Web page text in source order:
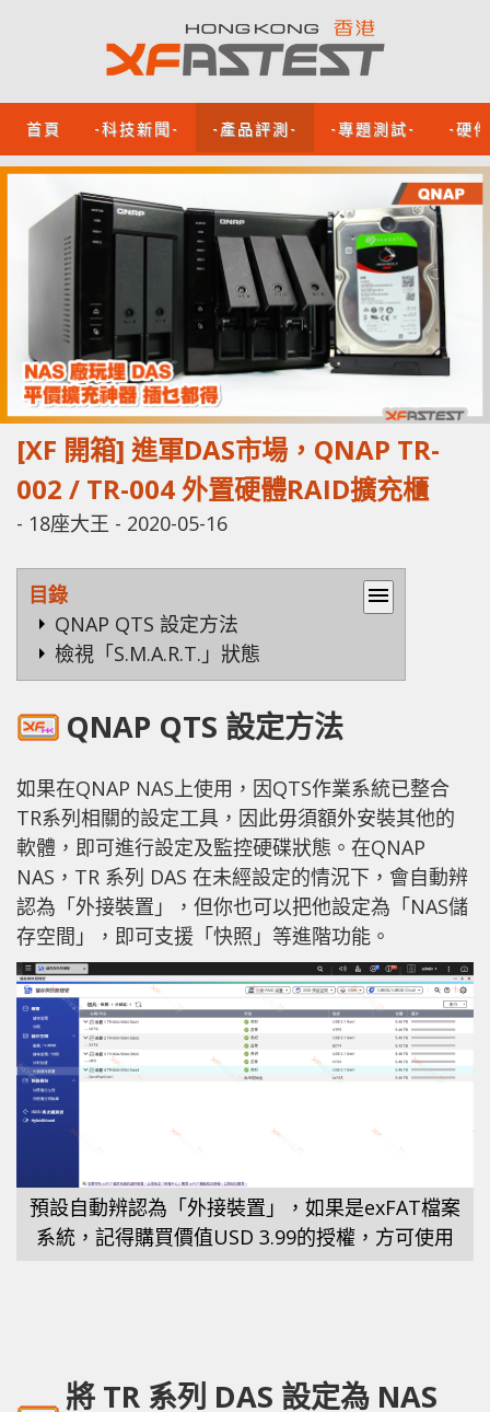
首頁 -科技新聞- -產品評測- -專題測試- -硬
[XF 開箱] 進軍DAS市場，QNAP TR-
002 / TR-004 外置硬體RAID擴充櫃
- 18座大王 - 2020-05-16
目錄
menu
QNAP QTS 設定方法
檢視「S.M.A.R.T.」狀態
QNAP QTS 設定方法
如果在QNAP NAS上使用，因QTS作業系統已整合
TR系列相關的設定工具，因此毋須額外安裝其他的
軟體，即可進行設定及監控硬碟狀態。在QNAP
NAS，TR 系列 DAS 在未經設定的情況下，會自動辨
認為「外接裝置」，但你也可以把他設定為「NAS儲
存空間」，即可支援「快照」等進階功能。
預設自動辨認為「外接裝置」，如果是exFAT檔案
系統，記得購買價值USD 3.99的授權，方可使用
將 TR 系列 DAS 設定為 NAS